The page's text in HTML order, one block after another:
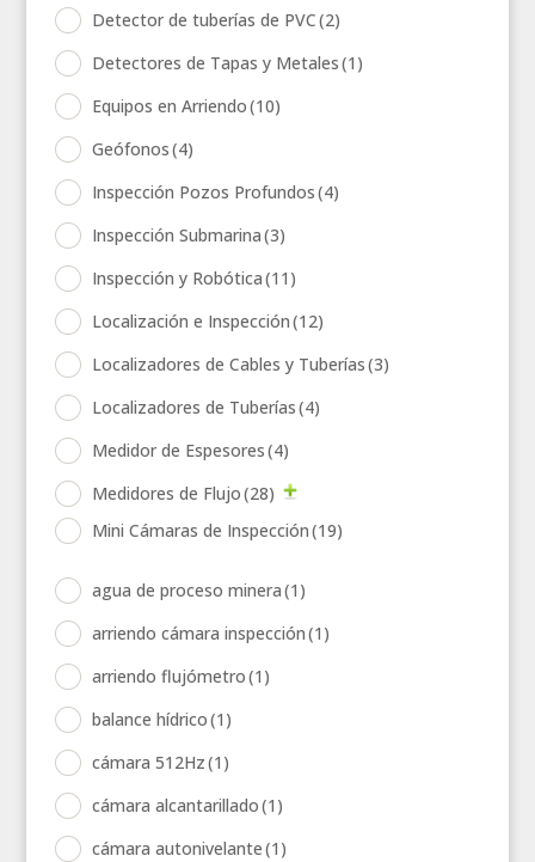
Detector de tuberías de PVC(2)
Detectores de Tapas y Metales(1)
Equipos en Arriendo(10)
Geófonos(4)
Inspección Pozos Profundos(4)
Inspección Submarina(3)
Inspección y Robótica(11)
Localización e Inspección(12)
Localizadores de Cables y Tuberías(3)
Localizadores de Tuberías(4)
Medidor de Espesores(4)
Medidores de Flujo(28)
Mini Cámaras de Inspección(19)
agua de proceso minera(1)
arriendo cámara inspección(1)
arriendo flujómetro(1)
balance hídrico(1)
cámara 512Hz(1)
cámara alcantarillado(1)
cámara autonivelante(1)